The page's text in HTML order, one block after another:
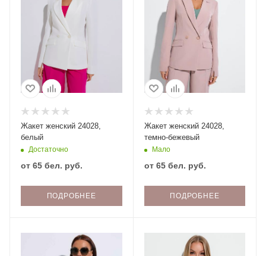
Жакет женский 24028,
белый
Достаточно
от 65 бел. руб.
ПОДРОБНЕЕ
Жакет женский 24028,
темно-бежевый
Мало
от 65 бел. руб.
ПОДРОБНЕЕ